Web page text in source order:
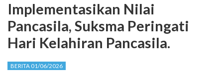
Implementasikan Nilai
Pancasila, Suksma Peringati
Hari Kelahiran Pancasila.
BERITA 01/06/2026